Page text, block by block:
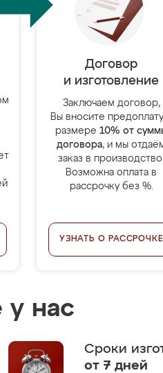
Договор
и изготовление
Заключаем договор,
Вы вносите
размере 10% от
договора, и мы
заказ в производство.
Возможна оплата в
рассрочку без %.
УЗНАТЬ О РАССРОЧКЕ
у нас
Сроки
от 7 дней